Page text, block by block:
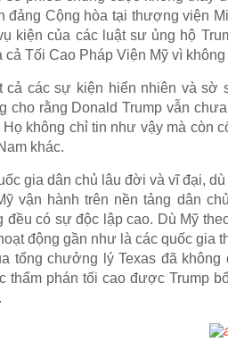
đảng Cộng hòa tại thượng viện
kiện của các luật sư ủng hộ
cả Tối Cao Pháp Viện Mỹ vì
cả các sự kiện hiển nhiên và
cho rằng Donald Trump vẫn
Họ không chỉ tin như vậy mà còn
khác.
gia dân chủ lâu đời và vĩ đại,
vận hành trên nền tảng dân
đều có sự độc lập cao. Dù Mỹ
động gần như là các quốc gia
tổng chưởng lý Texas đã
thẩm phán tối cao được Trump